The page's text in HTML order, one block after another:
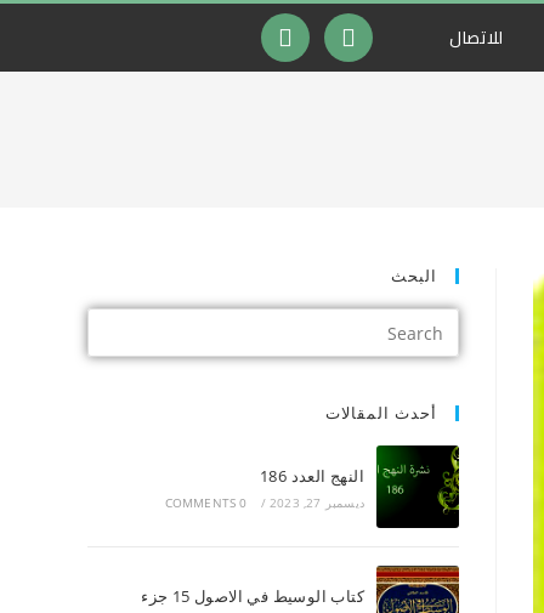
للاتصال
البحث
أحدث المقالات
النهج العدد 186
ديسمبر 27, 2023 /
0 COMMENTS
كتاب الوسيط في الاصول 15 جزء